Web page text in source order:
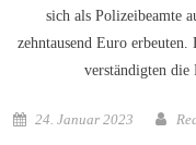
sich als Polizeibeamte
zehntausend Euro
verständigten
Posted
24. Januar 2023